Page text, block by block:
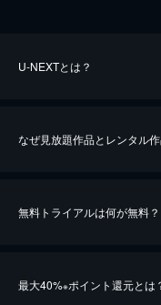
U-NEXTとは？
なぜ見放題作品とレンタル
無料トライアルは何が無料？
最大40%※ポイント還元とは